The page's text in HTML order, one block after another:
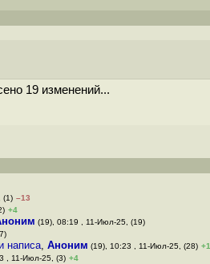
19 изменений...
(1) –13
+4
(19), 08:19 , 11-Июл-25, (19)
написа, Аноним (19), 10:23 , 11-Июл-25, (28) +1
, 11-Июл-25, (3) +4